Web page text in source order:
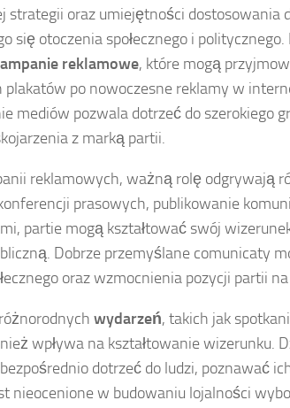
strategii oraz umiejętności dostosowania
się otoczenia społecznego i
reklamowe, które mogą
po nowoczesne reklamy w
mediów pozwala dotrzeć do szerokiego
z marką partii.
reklamowych, ważną rolę odgrywają
prasowych, publikowanie
partie mogą kształtować swój
Dobrze przemyślane comunicaty
oraz wzmocnienia pozycji partii
wydarzeń, takich jak
wpływa na kształtowanie wizerunku.
dotrzeć do ludzi, poznawać
nieocenione w budowaniu lojalności